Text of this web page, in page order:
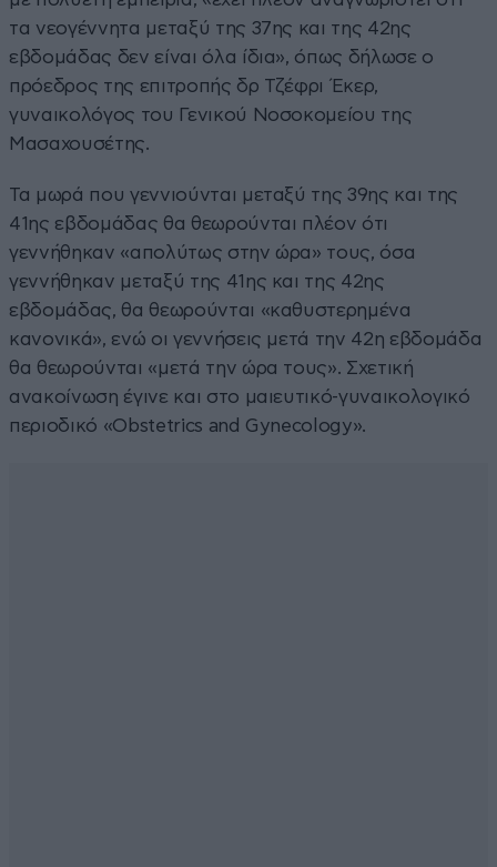
τα νεογέννητα μεταξύ της 37ης και της 42ης
εβδομάδας δεν είναι όλα ίδια», όπως δήλωσε ο
πρόεδρος της επιτροπής δρ Τζέφρι Έκερ,
γυναικολόγος του Γενικού Νοσοκομείου της
Μασαχουσέτης.
Τα μωρά που γεννιούνται μεταξύ της 39ης και της
41ης εβδομάδας θα θεωρούνται πλέον ότι
γεννήθηκαν «απολύτως στην ώρα» τους, όσα
γεννήθηκαν μεταξύ της 41ης και της 42ης
εβδομάδας, θα θεωρούνται «καθυστερημένα
κανονικά», ενώ οι γεννήσεις μετά την 42η εβδομάδα
θα θεωρούνται «μετά την ώρα τους». Σχετική
ανακοίνωση έγινε και στο μαιευτικό-γυναικολογικό
περιοδικό «Obstetrics and Gynecology».